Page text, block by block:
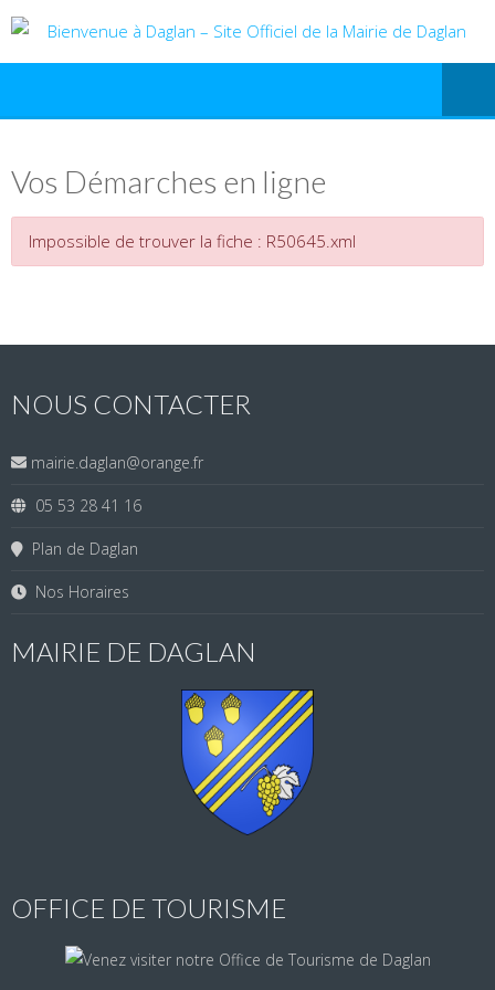
Vos Démarches en ligne
Impossible de trouver la fiche : R50645.xml
NOUS CONTACTER
mairie.daglan@orange.fr
05 53 28 41 16
Plan de Daglan
Nos Horaires
MAIRIE DE DAGLAN
OFFICE DE TOURISME